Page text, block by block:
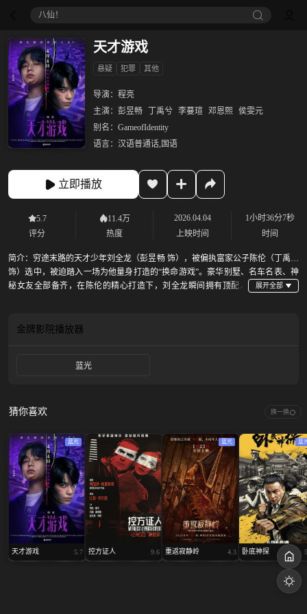
八仙！
天才游戏
悬疑 犯罪 其他
导演： 程亮
主演： 彭昱畅 丁禹兮 李蔓瑄 邓恩熙 侯雯元
别名： GameofIdentity
语言： 汉语普通话,国语
立即播放
5.7
评分
11.4万
热度
2026.04.04
上映时间
1小时36分7秒
时间
简介： 穷途末路的天才少年刘全龙（彭昱畅 饰），被偏执富家公子陈伦（丁禹兮
饰）选中，被迫踏入一场为他量身打造的“换命游戏”。豪华别墅、名车名表、神
秘女友全部备齐，在陈伦的精心打造下，刘全龙瞬间拥有顶配人
处亮出獠牙，而掌控一切的“猎人”似乎也早有筹谋。无名的尸体、操控与反噬、
金牌影院播放器
蓝光
猜你喜欢 换一换
蓝光
天才游戏 5.7 控方证人 9.6
蓝光
重返寂静岭 4.3
蓝
卧底神探